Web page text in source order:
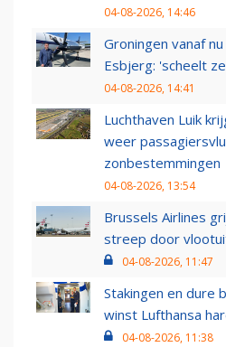
04-08-2026, 14:46
Groningen vanaf
Esbjerg: 'scheelt
04-08-2026, 14:41
Luchthaven Luik
weer
zonbestemmingen
04-08-2026, 13:54
Brussels Airlines
streep door
04-08-2026, 11:47
Stakingen en dure
winst Lufthansa
04-08-2026, 11:38